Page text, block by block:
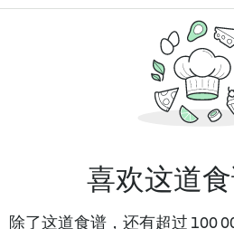
喜欢这道
除了这道食谱，还有超过 100